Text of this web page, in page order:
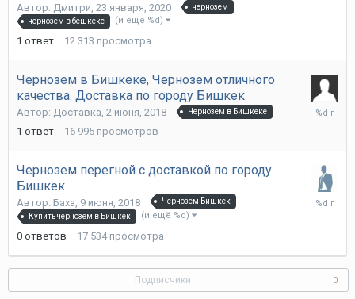
Автор: Дмитри, 23 января, 2020
чернозем
чернозем в бешкеке
(и ещё %d)
1 ответ 12 313 просмотра
Чернозем в Бишкеке, Чернозем отличного
качества. Доставка по городу Бишкек
Автор: Доставка, 2 июня, 2018 Чернозем в Бишкеке
1 ответ 16 995 просмотров
10
Чернозем перегной с доставкой по городу
Бишкек
Автор: Баха 9 июня, 2018
Чернозем Бишкек
Купить чернозем в Бишкек
(и ещё %d)
0 ответов 17 534 просмотра
9
Подписчики 0